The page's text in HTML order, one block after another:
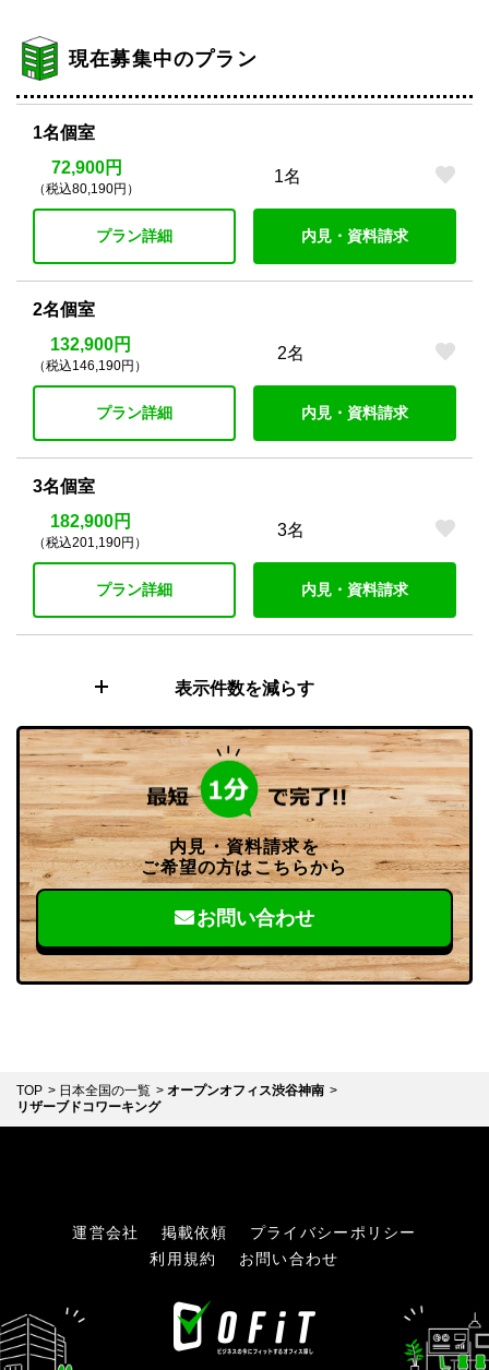
現在募集中のプラン
1名個室
72,900円
（税込80,190円）
1名
プラン詳細 内見・資料請求
2名個室
132,900円
（税込146,190円）
2名
プラン詳細 内見・資料請求
3名個室
182,900円
（税込201,190円）
3名
プラン詳細 内見・資料請求
表示件数を減らす
内見・資料請求を
ご希望の方はこちらから
お問い合わせ
TOP 日本全国の一覧
オープンオフィス渋谷神南
リザーブドコワーキング
運営会社 掲載依頼
プライバシーポリシー
利用規約
お問い合わせ